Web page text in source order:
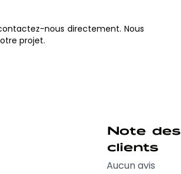
nous directement. Nous
projet.
Note des
clients
Aucun avis